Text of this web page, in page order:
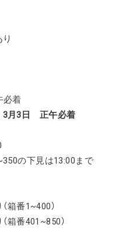
必着
3月3日 正午必着
の下見は13:00まで
番1~400）
401~850）